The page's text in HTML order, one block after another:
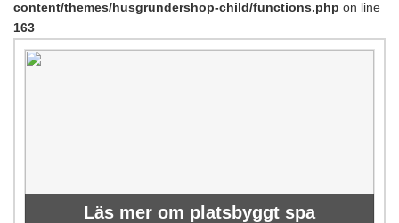
content/themes/husgrundershop-child/functions.php on line
163
Läs mer om platsbyggt spa